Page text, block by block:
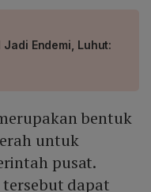
Endemi, Luhut:
bentuk
untuk
pusat.
dapat